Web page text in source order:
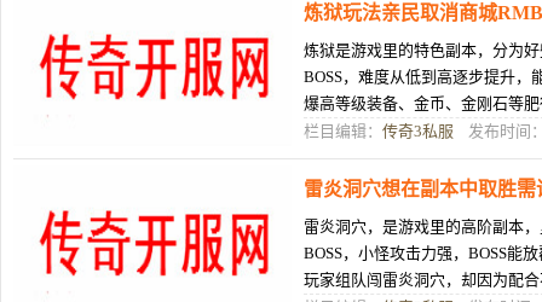
炼狱玩法亲民取消商城
炼狱是游戏里的特色副本，分为
BOSS，难度从低到高逐步提升，
爆高等级装备、金币、金刚石等
是新手还是后期玩家，都能参加
栏目编辑： 传奇3私服 发布时间
雷炎洞穴想在副本中取胜需
雷炎洞穴，是游戏里的高阶副本
BOSS，小怪攻击力强，BOSS能
玩家组队闯雷炎洞穴，却因为配